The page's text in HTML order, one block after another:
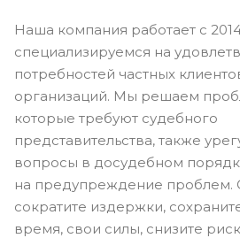
Наша компания работает с
специализируемся на
потребностей частных
организаций. Мы решаем
которые требуют судебного
представительства, также
вопросы в досудебном
на предупреждение проблем.
сократите издержки,
время, свои силы, снизите